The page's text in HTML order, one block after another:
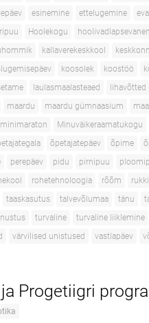
esinemine ettelugemine
Hoolekogu
kallaverekeskkool
koosolek koostöö
laulasmaalasteaed lihavõtted
maardu maardu gümnaasium
minimaraton Minuväikeraamatukogu
õpetajatepäev õpime
perepäev pidu pirnipuu
rohetehnoloogia rõõm
taaskasutus talvevõlumaa tänu
turvaline turvaline liiklemine
värvilised unistused vastlapäev
Progetiigri